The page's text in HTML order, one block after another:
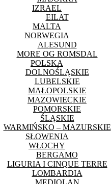
IZRAEL
EILAT
MALTA
NORWEGIA
ALESUND
MORE OG ROMSDAL
POLSKA
DOLNOŚLĄSKIE
LUBELSKIE
MAŁOPOLSKIE
MAZOWIECKIE
POMORSKIE
ŚLĄSKIE
WARMIŃSKO – MAZURSKIE
SŁOWENIA
WŁOCHY
BERGAMO
LIGURIA I CINQUE TERRE
LOMBARDIA
MEDIOLAN